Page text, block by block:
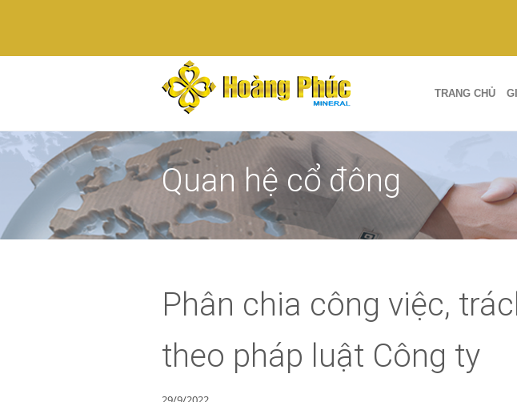
TRANG CHỦ
Quan hệ cổ đông
Phân chia công việc,
theo pháp luật Công ty